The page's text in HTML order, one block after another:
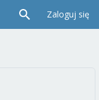
Zaloguj się